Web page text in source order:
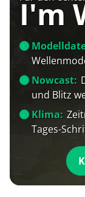
I'm
Nowcast:
und Blitz
Klima:
Tages-